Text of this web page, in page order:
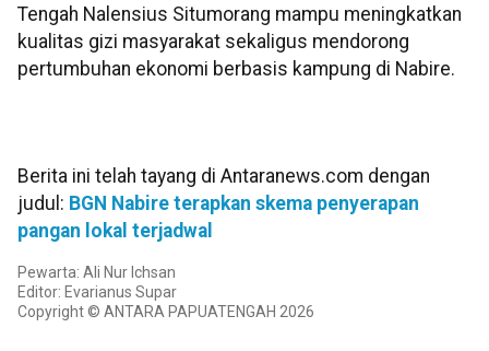
Tengah Nalensius Situmorang mampu meningkatkan
kualitas gizi masyarakat sekaligus mendorong
pertumbuhan ekonomi berbasis kampung di Nabire.
Berita ini telah tayang di Antaranews.com dengan
judul: BGN Nabire terapkan skema penyerapan
pangan lokal terjadwal
Pewarta: Ali Nur Ichsan
Editor: Evarianus Supar
Copyright © ANTARA PAPUATENGAH 2026